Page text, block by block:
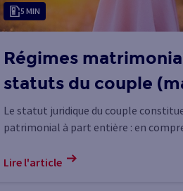
5 MIN
Régimes
statuts du couple
PACS, concubinage)
d’administration et
partage des biens
Le statut juridique du couple
patrimonial à part entière : en
Lire l'article